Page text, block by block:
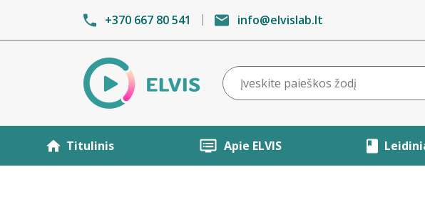
+370 667 80 541 info@elvislab.lt
Titulinis Apie ELVIS